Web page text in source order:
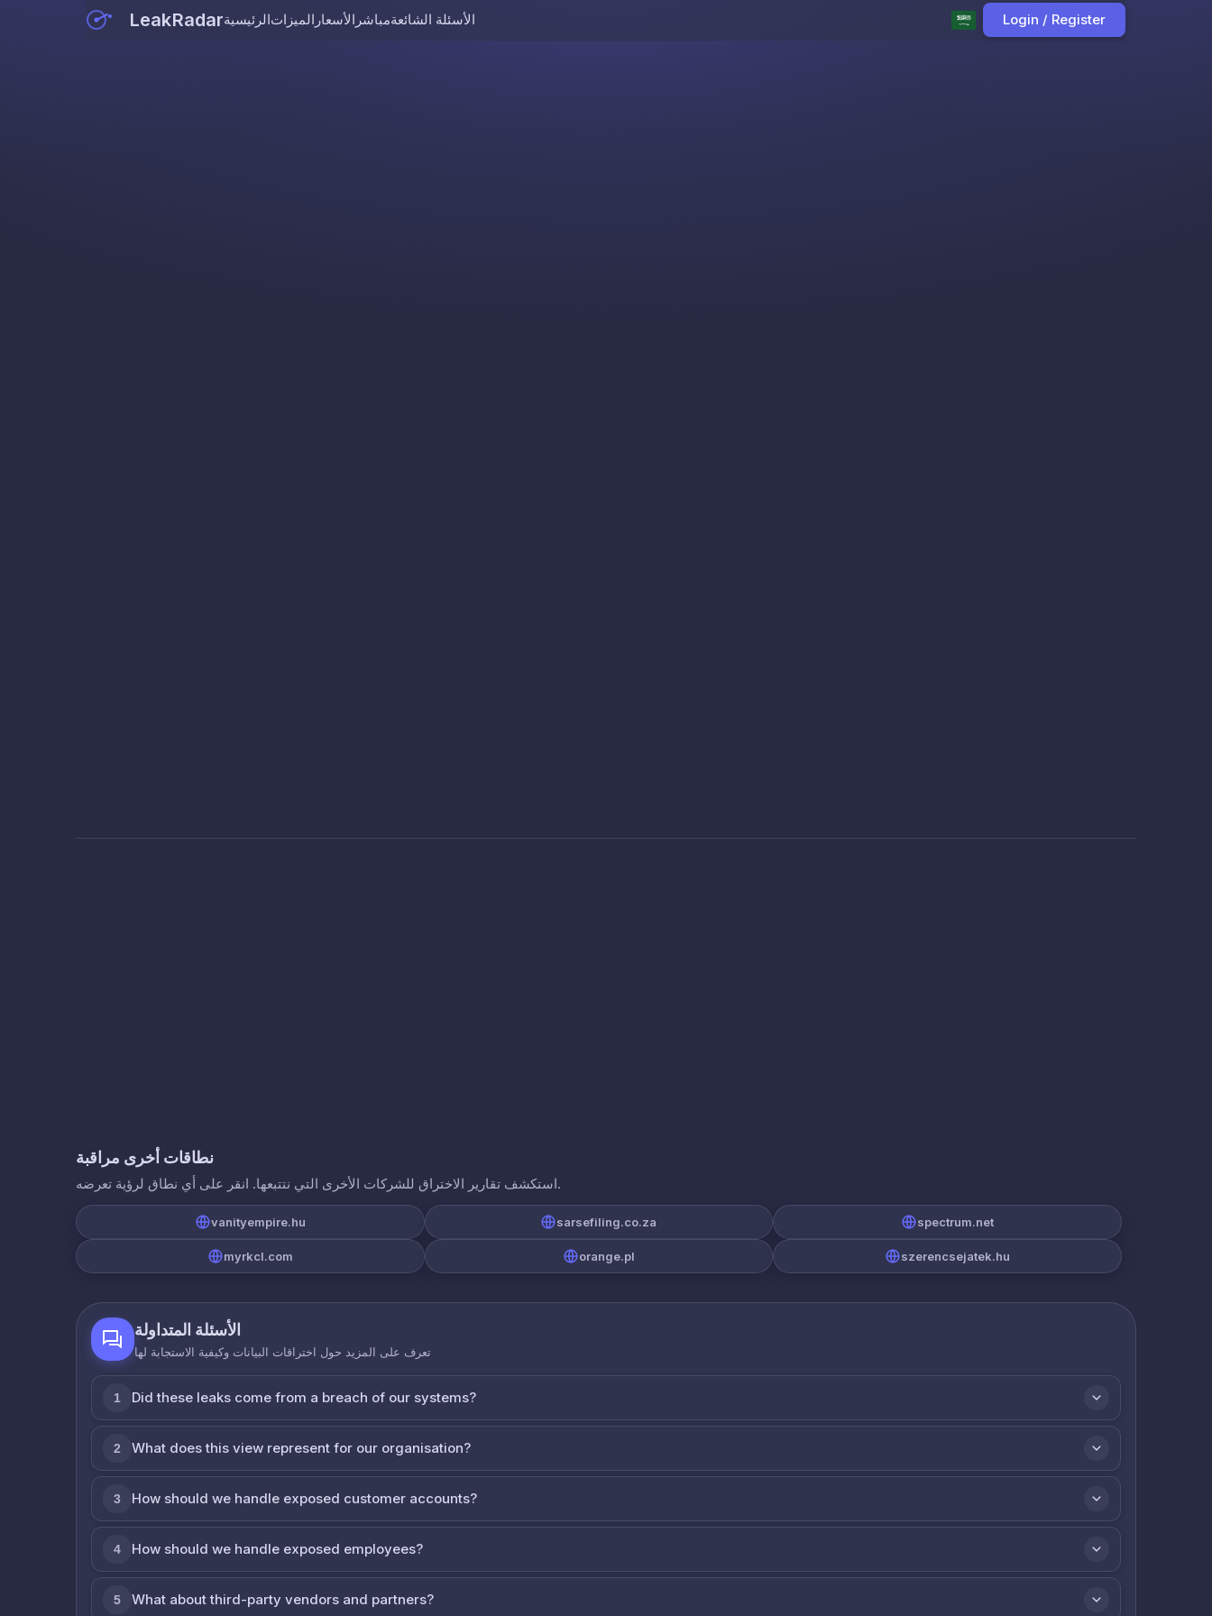
LeakRadarالرئيسيةالميزات الأسعار مباشرالأسئلة الشائعة Login / Register
نطاقات أخرى مراقبة
استكشف تقارير الاختراق للشركات الأخرى التي نتتبعها. انقر على أي نطاق لرؤية تعرضه.
vanityempire.hu sarsefiling.co.za spectrum.net
myrkcl.com orange.pl szerencsejatek.hu
الأسئلة المتداولة
تعرف على المزيد حول اختراقات البيانات وكيفية الاستجابة لها
1 Did these leaks come from a breach of our systems?
2 What does this view represent for our organisation?
3 How should we handle exposed customer accounts?
4 How should we handle exposed employees?
5 What about third-party vendors and partners?